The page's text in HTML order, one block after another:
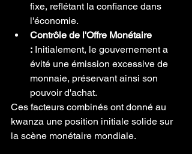
fixe, reflétant la confiance dans
l'économie.
Contrôle de l'Offre Monétaire
: Initialement, le gouvernement a
évité une émission excessive de
monnaie, préservant ainsi son
pouvoir d'achat.
Ces facteurs combinés ont donné au
kwanza une position initiale solide sur
la scène monétaire mondiale.